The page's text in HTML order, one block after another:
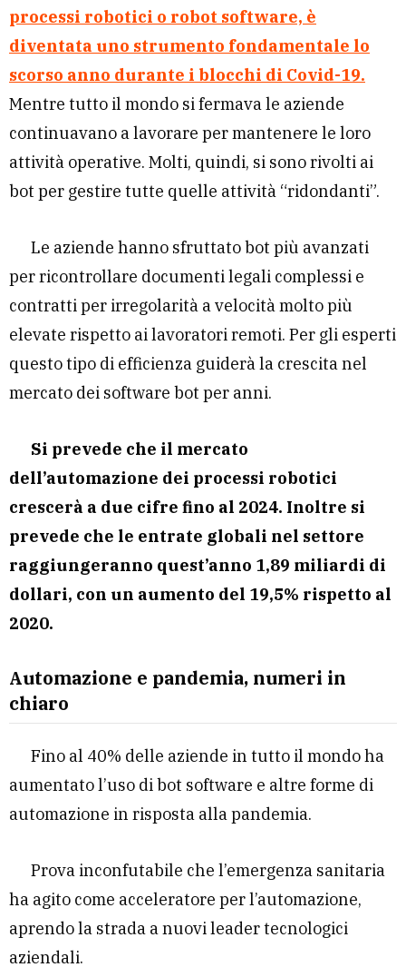
processi robotici o robot software, è
diventata uno strumento fondamentale lo
scorso anno durante i blocchi di Covid-19.
Mentre tutto il mondo si fermava le aziende
continuavano a lavorare per mantenere le loro
attività operative. Molti, quindi, si sono rivolti ai
bot per gestire tutte quelle attività “ridondanti”.
Le aziende hanno sfruttato bot più avanzati
per ricontrollare documenti legali complessi e
contratti per irregolarità a velocità molto più
elevate rispetto ai lavoratori remoti. Per gli esperti
questo tipo di efficienza guiderà la crescita nel
mercato dei software bot per anni.
Si prevede che il mercato
dell’automazione dei processi robotici
crescerà a due cifre fino al 2024. Inoltre si
prevede che le entrate globali nel settore
raggiungeranno quest’anno 1,89 miliardi di
dollari, con un aumento del 19,5% rispetto al
2020.
Automazione e pandemia, numeri in
chiaro
Fino al 40% delle aziende in tutto il mondo ha
aumentato l’uso di bot software e altre forme di
automazione in risposta alla pandemia.
Prova inconfutabile che l’emergenza sanitaria
ha agito come acceleratore per l’automazione,
aprendo la strada a nuovi leader tecnologici
aziendali.